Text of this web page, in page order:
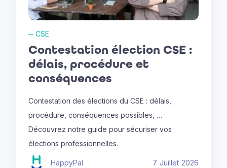
─ CSE
Contestation élection CSE :
délais, procédure et
conséquences
Contestation des élections du CSE : délais,
procédure, conséquences possibles, …
Découvrez notre guide pour sécuriser vos
élections professionnelles.
HappyPal 7 Juillet 2026